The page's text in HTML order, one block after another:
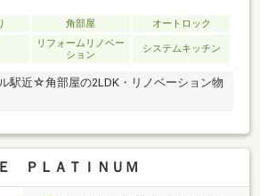
角部屋 オートロック
リフォームリノベー
ション
システムキッチン
駅近☆角部屋の2LDK・リノベーション物
ＰＬＡＴＩＮＵＭ